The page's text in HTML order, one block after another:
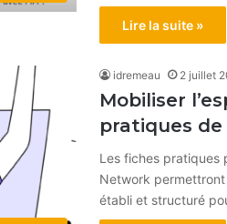
Lire la suite »
idremeau 2 juillet
Mobiliser
pratiques
Les fiches pratiques
Network permettront
établi et structuré